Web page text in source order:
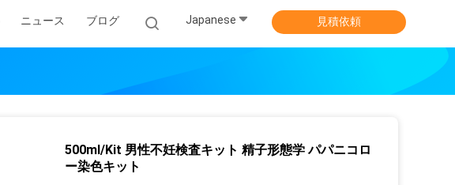
ニュース ブログ Japanese 見積依頼
500ml/Kit 男性不妊検査キット 精子形態学 パパニコロ
ー染色キット